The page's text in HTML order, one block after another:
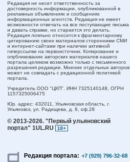
Редакция не несет ответственность за
достоверность информации, опубликованной в
рекламных объявлениях и сообщениях
информационных агентств. Редакция не имеет
возможности отвечать на все поступающие письма
и давать справки, но старается это делать.
Редакция лояльно относится к фрагментарному
цитированию своих материалов сторонними СМИ
и интернет-сайтами при наличии активной
гиперссылки на первоисточник. Копирование и
опубликование авторских материалов нашего
портала целиком возможно только с письменного
разрешения редакции. Мнение отдельных авторов
может не совпадать с редакционной политикой
портала.
Учредитель ООО "ЦКП". ИНН 7325140148, ОГРН
1157325006475
Юр. адрес: 432011, Ульяновская область, г.
Ульяновск, ул. Радищева, д. 8, оф.28
© 2013-2026. "Первый ульяновский
портал" 1UL.RU
18+
Редакция портала: +7 (929) 796-32-68